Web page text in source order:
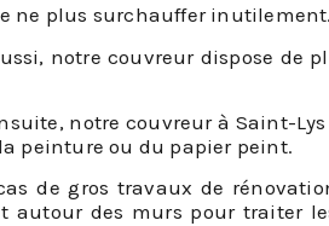
ne plus surchauffer inutilement.
notre couvreur dispose de
notre couvreur à Saint-
peinture ou du papier peint.
de gros travaux de
autour des murs pour traiter